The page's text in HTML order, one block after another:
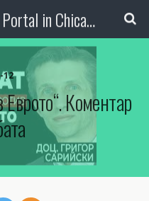
The Bulgarian Media Portal in Chicago
12
Коментар